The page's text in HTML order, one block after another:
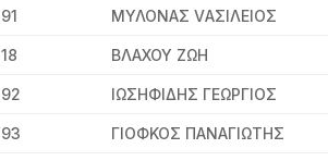
91 ΜΥΛΟΝΑΣ VΑΣΙΛΕΙΟΣ
18 ΒΛΑΧΟΥ ΖΩΗ
92 ΙΩΣΗΦΙΔΗΣ ΓΕΩΡΓΙΟΣ
93 ΓΙΟΦΚΟΣ ΠΑΝΑΓΙΩΤΗΣ